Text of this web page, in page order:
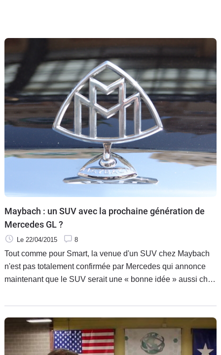
Maybach : un SUV avec la prochaine génération de
Mercedes GL ?
Le 22/04/2015 8
Tout comme pour Smart, la venue d'un SUV chez Maybach
n'est pas totalement confirmée par Mercedes qui annonce
maintenant que le SUV serait une « bonne idée » aussi chez
puisqu'il pourrait être basé sur le prochain GLS, remplaçant
du GL.